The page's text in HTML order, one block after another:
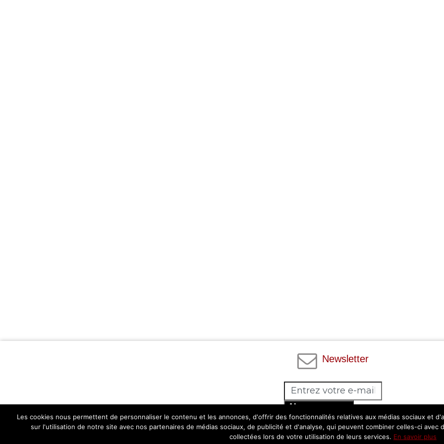
Newsletter
Abonnez-vous
Facebook
Les cookies nous permettent de personnaliser le contenu et les annonces, d'offrir des fonctionnalités relatives aux médias sociaux et
sur l'utilisation de notre site avec nos partenaires de médias sociaux, de publicité et d'analyse, qui peuvent combiner celles-ci
collectées lors de votre utilisation de leurs services. En savoir plus